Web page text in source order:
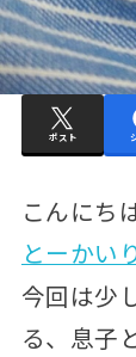
ポスト
こんにち
とーかい
今回は少
る、息子